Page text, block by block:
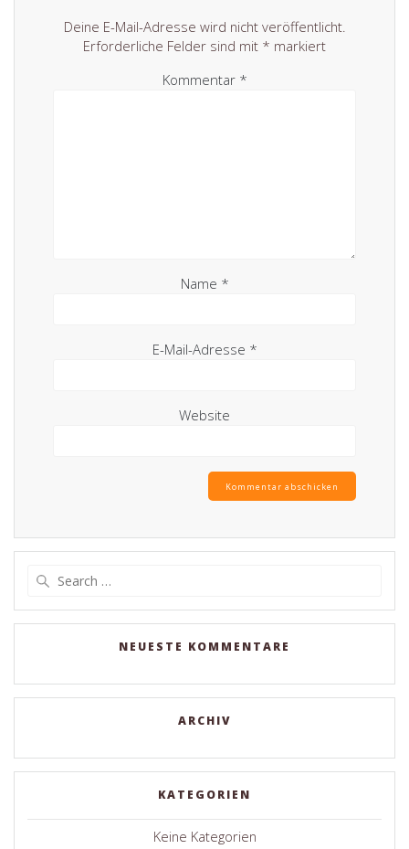
Deine E-Mail-Adresse wird nicht veröffentlicht.
Erforderliche Felder sind mit * markiert
Kommentar *
Name *
E-Mail-Adresse *
Website
NEUESTE KOMMENTARE
ARCHIV
KATEGORIEN
Keine Kategorien